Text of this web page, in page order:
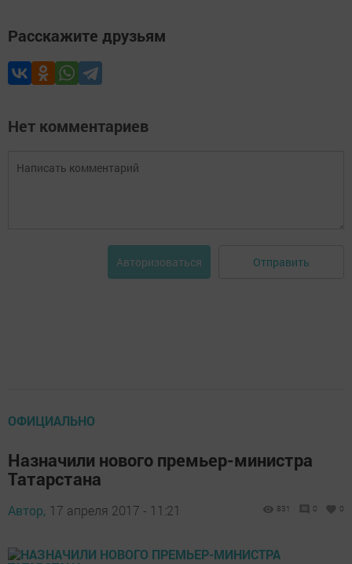
Расскажите друзьям
Нет комментариев
Авторизоваться Отправить
ОФИЦИАЛЬНО
Назначили нового премьер-министра
Татарстана
Автор, 17 апреля 2017 - 11:21 831 0 0